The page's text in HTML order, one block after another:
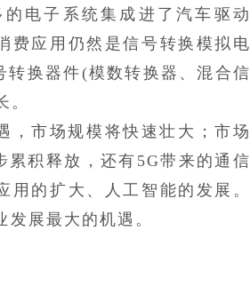
电子系统集成进了汽车驱动
费应用仍然是信号转换模拟电
转换器件(模数转换器、混合信
。
市场规模将快速壮大；市场
积释放，还有5G带来的通信
的扩大、人工智能的发展。
展最大的机遇。